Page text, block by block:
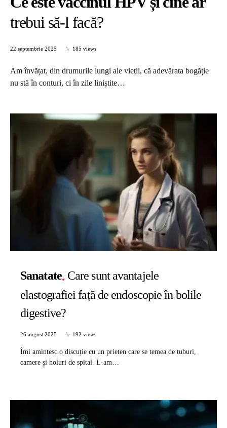
trebui să-l facă?
22 septembrie 2025 185 views
Am învățat, din drumurile lungi ale vieții, că adevărata bogăție
nu stă în conturi, ci în zile liniștite…
Sanatate Care sunt avantajele
elastografiei față de endoscopie în bolile
digestive?
26 august 2025 192 views
Îmi amintesc o discuție cu un prieten care se temea de tuburi,
camere și holuri de spital. L-am…